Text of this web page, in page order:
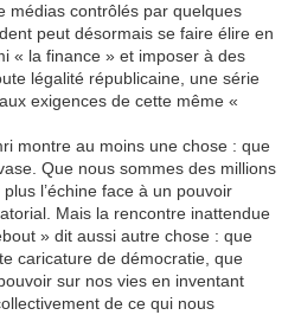
médias contrôlés par quelques
peut désormais se faire élire en
« la finance » et imposer à des
légalité républicaine, une série
exigences de cette même «
montre au moins une chose : que
Que nous sommes des millions
l’échine face à un pouvoir
Mais la rencontre inattendue
» dit aussi autre chose : que
caricature de démocratie, que
sur nos vies en inventant
de ce qui nous